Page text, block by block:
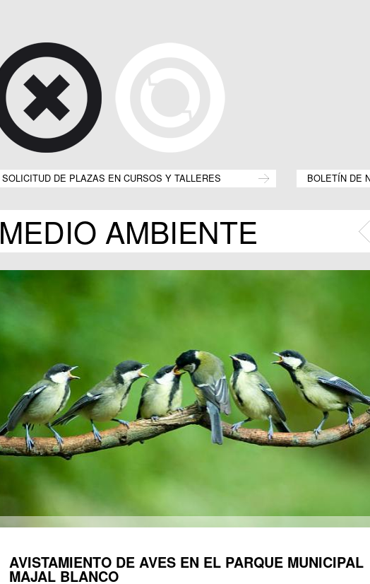
SOLICITUD DE PLAZAS EN CURSOS Y TALLERES BOLETÍN DE
MEDIO AMBIENTE
AVISTAMIENTO DE AVES EN EL PARQUE MUNICIPAL
MAJAL BLANCO